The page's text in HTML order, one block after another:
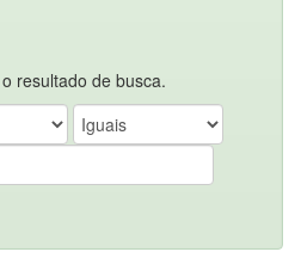
resultado de busca.